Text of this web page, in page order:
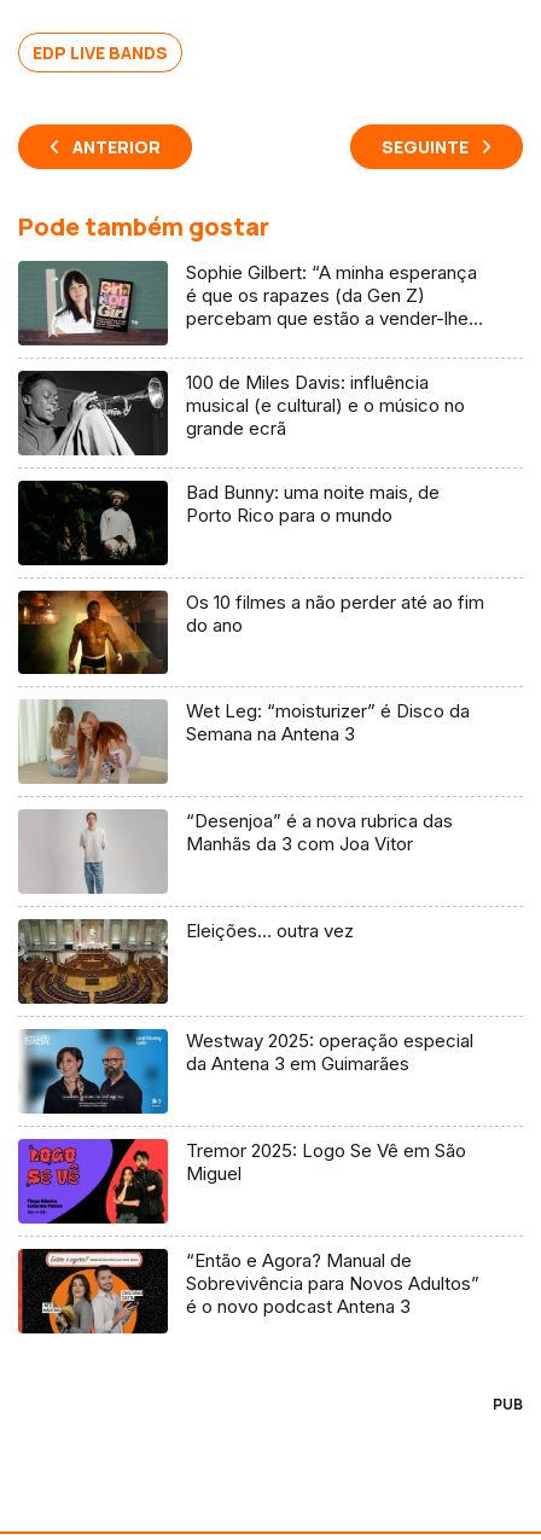
EDP LIVE BANDS
ANTERIOR SEGUINTE
Pode também gostar
Sophie Gilbert: “A minha esperança
é que os rapazes (da Gen Z)
percebam que estão a vender-lhes
100 de Miles Davis: influência
musical (e cultural) e o músico no
grande ecrã
Bad Bunny: uma noite mais, de
Porto Rico para o mundo
Os 10 filmes a não perder até ao fim
do ano
Wet Leg: “moisturizer” é Disco da
Semana na Antena 3
“Desenjoa” é a nova rubrica das
Manhãs da 3 com Joa Vitor
Eleições… outra vez
Westway 2025: operação especial
da Antena 3 em Guimarães
Tremor 2025: Logo Se Vê em São
Miguel
“Então e Agora? Manual de
Sobrevivência para Novos Adultos”
é o novo podcast Antena 3
PUB